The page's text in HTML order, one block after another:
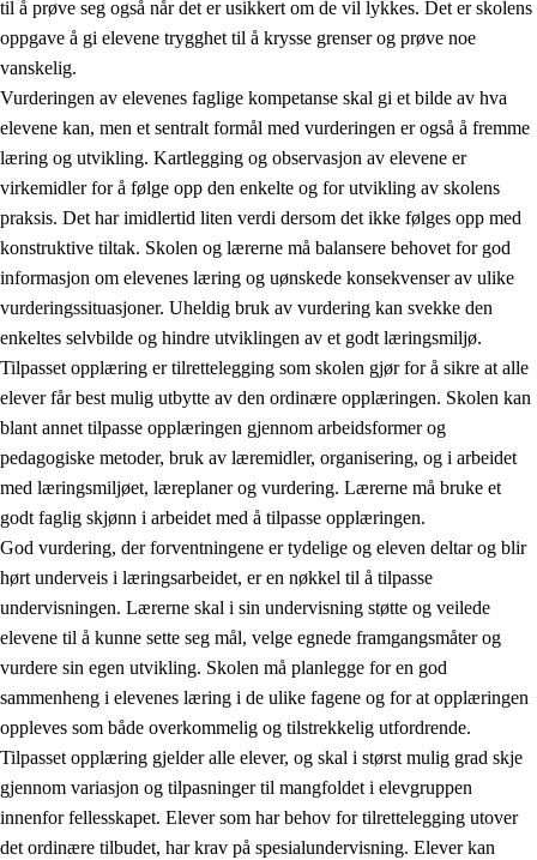
til å prøve seg også når det er usikkert om de vil lykkes. Det er skolens
oppgave å gi elevene trygghet til å krysse grenser og prøve noe
vanskelig.
Vurderingen av elevenes faglige kompetanse skal gi et bilde av hva
elevene kan, men et sentralt formål med vurderingen er også å fremme
læring og utvikling. Kartlegging og observasjon av elevene er
virkemidler for å følge opp den enkelte og for utvikling av skolens
praksis. Det har imidlertid liten verdi dersom det ikke følges opp med
konstruktive tiltak. Skolen og lærerne må balansere behovet for god
informasjon om elevenes læring og uønskede konsekvenser av ulike
vurderingssituasjoner. Uheldig bruk av vurdering kan svekke den
enkeltes selvbilde og hindre utviklingen av et godt læringsmiljø.
Tilpasset opplæring er tilrettelegging som skolen gjør for å sikre at alle
elever får best mulig utbytte av den ordinære opplæringen. Skolen kan
blant annet tilpasse opplæringen gjennom arbeidsformer og
pedagogiske metoder, bruk av læremidler, organisering, og i arbeidet
med læringsmiljøet, læreplaner og vurdering. Lærerne må bruke et
godt faglig skjønn i arbeidet med å tilpasse opplæringen.
God vurdering, der forventningene er tydelige og eleven deltar og blir
hørt underveis i læringsarbeidet, er en nøkkel til å tilpasse
undervisningen. Lærerne skal i sin undervisning støtte og veilede
elevene til å kunne sette seg mål, velge egnede framgangsmåter og
vurdere sin egen utvikling. Skolen må planlegge for en god
sammenheng i elevenes læring i de ulike fagene og for at opplæringen
oppleves som både overkommelig og tilstrekkelig utfordrende.
Tilpasset opplæring gjelder alle elever, og skal i størst mulig grad skje
gjennom variasjon og tilpasninger til mangfoldet i elevgruppen
innenfor fellesskapet. Elever som har behov for tilrettelegging utover
det ordinære tilbudet, har krav på spesialundervisning. Elever kan